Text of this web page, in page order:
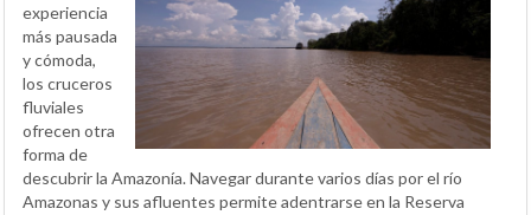
experiencia
más pausada
y cómoda,
los cruceros
fluviales
ofrecen otra
forma de
descubrir la Amazonía. Navegar durante varios días por el río
Amazonas y sus afluentes permite adentrarse en la Reserva